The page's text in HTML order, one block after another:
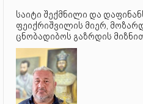
საიტი შექმნილი და
ფეიქრიშვილის მიერ,
ცნობადიბოს გაზრდის